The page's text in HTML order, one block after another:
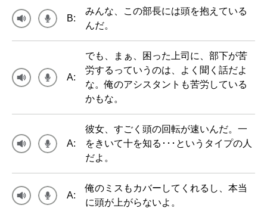
B:
みんな、この部長には頭を抱えている
んだ。
A:
でも、まぁ、困った上司に、部下が苦
労するっていうのは、よく聞く話だよ
な。俺のアシスタントも苦労している
かもな。
A:
彼女、すごく頭の回転が速いんだ。一
をきいて十を知る･･･というタイプの人
だよ。
A:
俺のミスもカバーしてくれるし、本当
に頭が上がらないよ。